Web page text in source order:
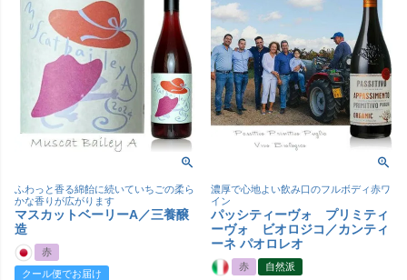
ふわっと香る綿飴に続いていちごの柔ら
かな香りが広がります
マスカットベーリーA／三養醸
造
赤
クール便でお届け
濃厚で心地よい飲み口のフルボディ赤ワ
イン
パッシティーヴォ プリミティ
ーヴォ ビオロジコ／カンティ
ーネ パオロレオ
赤
自然派